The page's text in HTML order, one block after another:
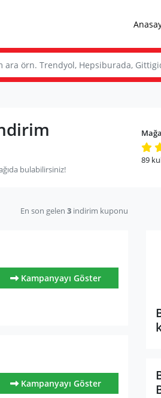
89
bulabilirsiniz!
En son gelen 3 indirim kuponu
Kampanyayı Göster
Kampanyayı Göster